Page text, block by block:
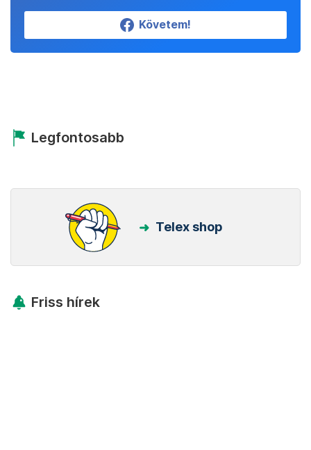
Követem!
Legfontosabb
Telex shop
Friss hírek